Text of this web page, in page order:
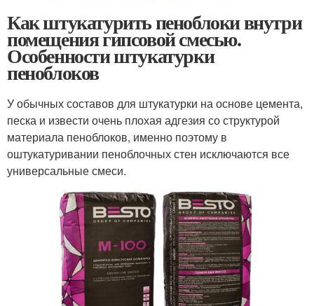
Как штукатурить пеноблоки внутри
помещения гипсовой смесью.
Особенности штукатурки
пеноблоков
У обычных составов для штукатурки на основе цемента,
песка и извести очень плохая адгезия со структурой
материала пеноблоков, именно поэтому в
оштукатуривании пеноблочных стен исключаются все
универсальные смеси.